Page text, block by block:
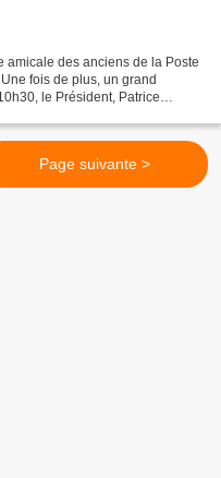
amicale des anciens de la Poste
fois de plus, un grand
le Président, Patrice
Page suivante >